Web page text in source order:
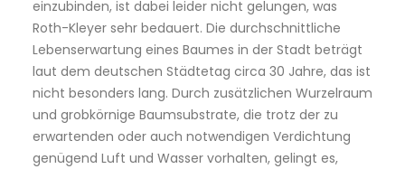
einzubinden, ist dabei leider nicht gelungen, was
Roth-Kleyer sehr bedauert. Die durchschnittliche
Lebenserwartung eines Baumes in der Stadt beträgt
laut dem deutschen Städtetag circa 30 Jahre, das ist
nicht besonders lang. Durch zusätzlichen Wurzelraum
und grobkörnige Baumsubstrate, die trotz der zu
erwartenden oder auch notwendigen Verdichtung
genügend Luft und Wasser vorhalten, gelingt es,